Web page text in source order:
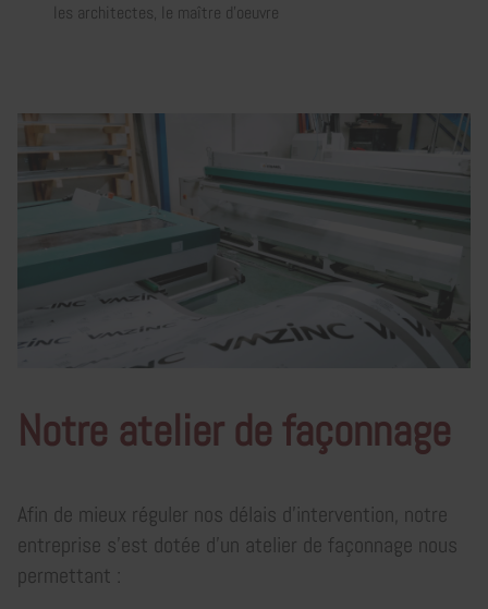
les architectes, le maître d'oeuvre
Notre atelier de façonnage
Afin de mieux réguler nos délais d'intervention, notre
entreprise s'est dotée d'un atelier de façonnage nous
permettant :